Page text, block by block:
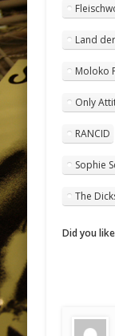
Land
Moloko
Only
RANCID
Sophie
The
Did you